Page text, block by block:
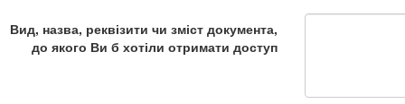
Вид, назва, реквізити чи зміст документа,
до якого Ви б хотіли отримати доступ